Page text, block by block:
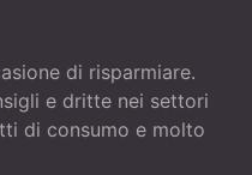
di risparmiare.
e dritte nei settori
di consumo e molto